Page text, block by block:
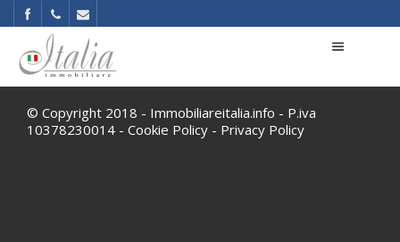
© Copyright 2018 - Immobiliareitalia.info - P.iva
10378230014 - Cookie Policy - Privacy Policy